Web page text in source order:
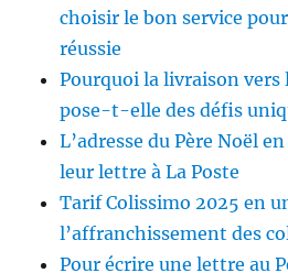
choisir le bon service
réussie
Pourquoi la livraison vers
pose-t-elle des défis
L’adresse du Père Noël
leur lettre à La Poste
Tarif Colissimo 2025 en
l’affranchissement des
Pour écrire une lettre au